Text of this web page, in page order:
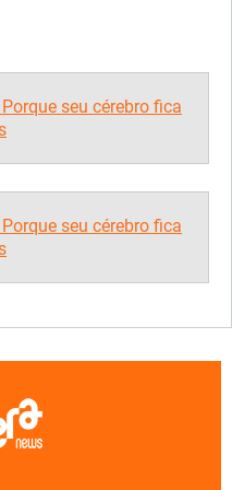
seu cérebro fica
seu cérebro fica